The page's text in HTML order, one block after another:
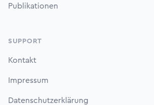
Publikationen
SUPPORT
Kontakt
Impressum
Datenschutzerklärung